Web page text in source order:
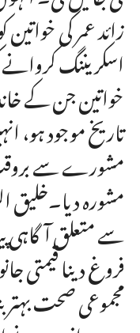
زائد عمر کی
اسکریننگ کروانے
خواتین جن کے
تاریخ موجود ہو،
مشورے سے
مشورہ دیا۔خلیق
سے متعلق آگاہی
فروغ دینا قیمتی
مجموعی صحت